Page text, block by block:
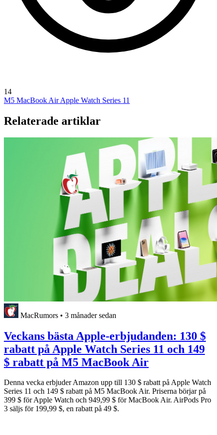
14
M5 MacBook AirApple Watch Series 11
Relaterade artiklar
MacRumors • 3 månader sedan
Veckans bästa Apple-erbjudanden: 130 $
rabatt på Apple Watch Series 11 och 149
$ rabatt på M5 MacBook Air
Denna vecka erbjuder Amazon upp till 130 $ rabatt på Apple Watch
Series 11 och 149 $ rabatt på M5 MacBook Air. Priserna börjar på
399 $ för Apple Watch och 949,99 $ för MacBook Air. AirPods Pro
3 säljs för 199,99 $, en rabatt på 49 $.